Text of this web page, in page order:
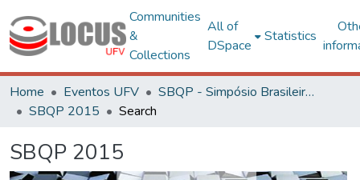
Communities
&
Collections
All of
DSpace
Statistics
Home Eventos UFV
SBQP - Simpósio Brasileiro de Qualidade do Projeto no Ambiente Construído
SBQP 2015
Search
SBQP 2015